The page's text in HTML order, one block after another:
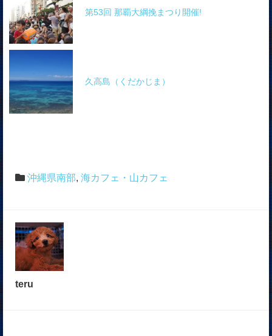
第53回 那覇大綱挽まつり開催!
久高島（くだかじま）
沖縄県南部, 海カフェ・山カフェ
teru